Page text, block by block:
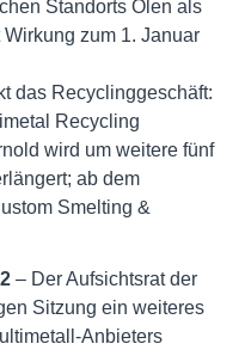
Standorts Olen als
zum 1. Januar
das Recyclinggeschäft:
Recycling
wird um weitere fünf
ab dem
Smelting &
– Der Aufsichtsrat der
Sitzung ein weiteres
Anbieters